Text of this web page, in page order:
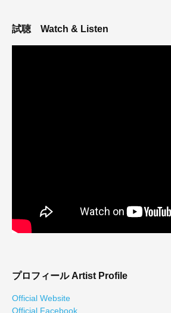
試聴 Watch & Listen
プロフィール Artist Profile
Official Website
Official Facebook